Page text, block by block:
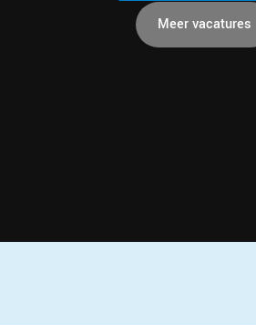
Meer vacatures